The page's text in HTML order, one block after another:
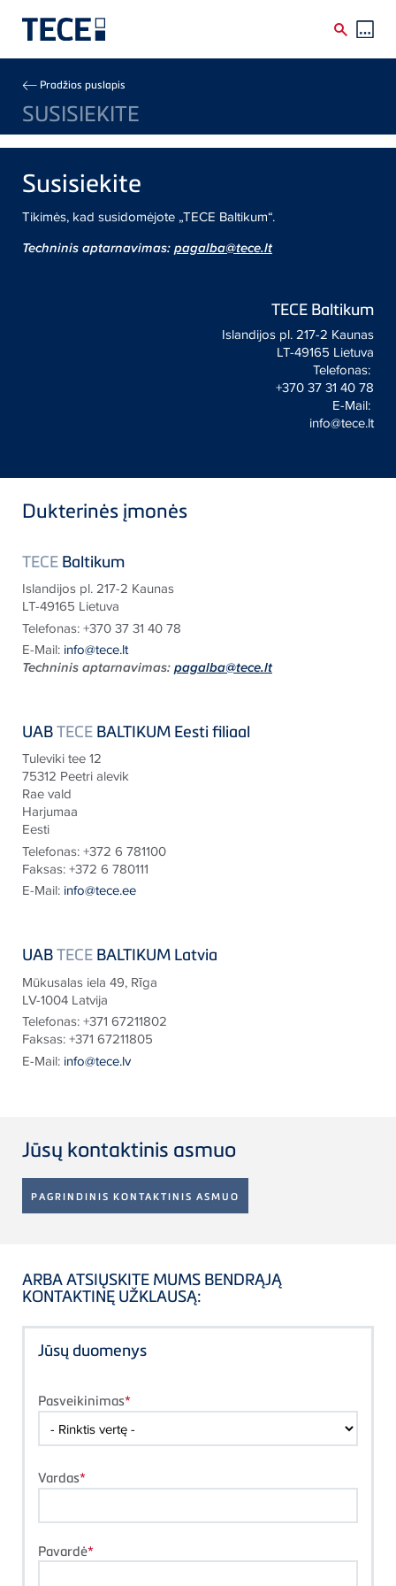
Breadcrumb
Pradžios puslapis
SUSISIEKITE
Susisiekite
Tikimės, kad susidomėjote „TECE Baltikum“.
Techninis aptarnavimas:pagalba@tece.lt
TECE Baltikum
Islandijos pl. 217-2 Kaunas
LT-49165 Lietuva
Telefonas:
+370 37 31 40 78
E-Mail:
info@tece.lt
Dukterinės įmonės
TECE Baltikum
Islandijos pl. 217-2 Kaunas
LT-49165 Lietuva
Telefonas:+370 37 31 40 78
E-Mail: info@tece.lt
Techninis aptarnavimas:pagalba@tece.lt
UABTECE BALTIKUM Eesti filiaal
Tuleviki tee12
75312 Peetri alevik
Rae vald
Harjumaa
Eesti
Telefonas:+372 6 781100
Faksas:+372 6 780111
E-Mail: info@tece.ee
UABTECE BALTIKUM Latvia
Mūkusalas iela 49, Rīga
LV-1004 Latvija
Telefonas:+371 67211802
Faksas:+371 67211805
E-Mail: info@tece.lv
Jūsų kontaktinis asmuo
PAGRINDINIS KONTAKTINIS ASMUO
ARBA ATSIŲSKITE MUMS BENDRĄJĄ
KONTAKTINĘ UŽKLAUSĄ:
Jūsų duomenys
Pasveikinimas
Vardas
Pavardė